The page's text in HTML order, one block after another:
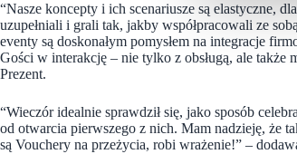
“Nasze koncepty i ich scenariusze są elastyczne,
uzupełniali i grali tak, jakby współpracowali ze
eventy są doskonałym pomysłem na integracje
Gości w interakcję – nie tylko z obsługą, ale
Prezent.
“Wieczór idealnie sprawdził się, jako sposób
od otwarcia pierwszego z nich. Mam nadzieję, że
są Vouchery na przeżycia, robi wrażenie!” –